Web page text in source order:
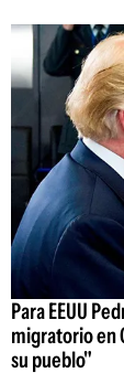
Para EEUU
migratorio en
su pueblo"